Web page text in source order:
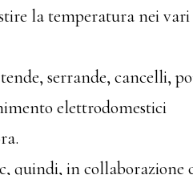
la temperatura nei
serrande, cancelli,
elettrodomestici
quindi, in collaborazione